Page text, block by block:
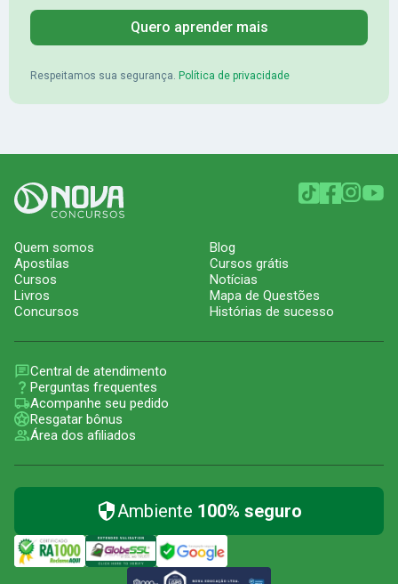
Quero aprender mais
Respeitamos sua segurança. Política de privacidade
Quem somos
Apostilas
Cursos
Livros
Concursos
Blog
Cursos grátis
Notícias
Mapa de Questões
Histórias de sucesso
Central de atendimento
Perguntas frequentes
Acompanhe seu pedido
Resgatar bônus
Área dos afiliados
Ambiente 100% seguro